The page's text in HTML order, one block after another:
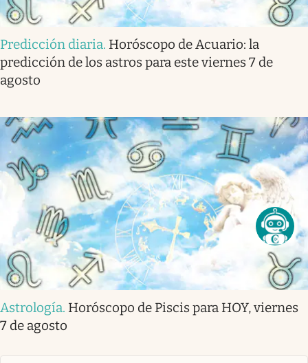
Predicción diaria. Horóscopo de Acuario: la
predicción de los astros para este viernes 7 de
agosto
Astrología. Horóscopo de Piscis para HOY, viernes
7 de agosto